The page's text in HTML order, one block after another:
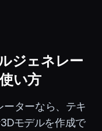
ジェネレー
い方
ターなら、テキ
モデルを作成で